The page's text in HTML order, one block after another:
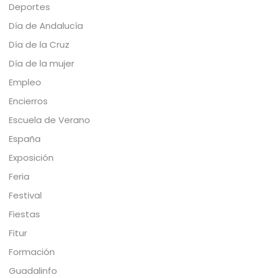
Deportes
Día de Andalucía
Día de la Cruz
Día de la mujer
Empleo
Encierros
Escuela de Verano
España
Exposición
Feria
Festival
Fiestas
Fitur
Formación
Guadalinfo